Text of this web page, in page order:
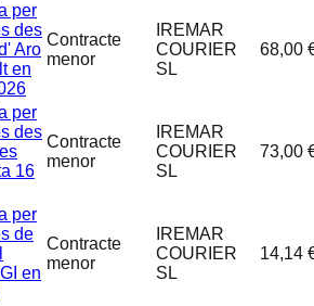
per
des
Aro
en
Contracte
menor
IREMAR
COURIER
SL
68,00
per
des
16
Contracte
menor
IREMAR
COURIER
SL
73,00
per
de
en
Contracte
menor
IREMAR
COURIER
SL
14,14